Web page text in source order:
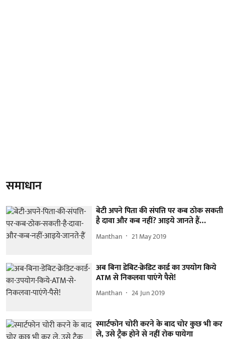
समाधान
बेटी अपने पिता की संपत्ति पर कब ठोक सकती
है दावा और कब नहीं? आइये जानते हैं…
Manthan 21 May 2019
अब बिना डेबिट-क्रेडिट कार्ड का उपयोग किये
ATM से निकलवा पाएंगे पैसे!
Manthan 24 Jun 2019
स्मार्टफोन चोरी करने के बाद चोर कुछ भी कर
ले, उसे ट्रैक होने से नहीं रोक पायेगा